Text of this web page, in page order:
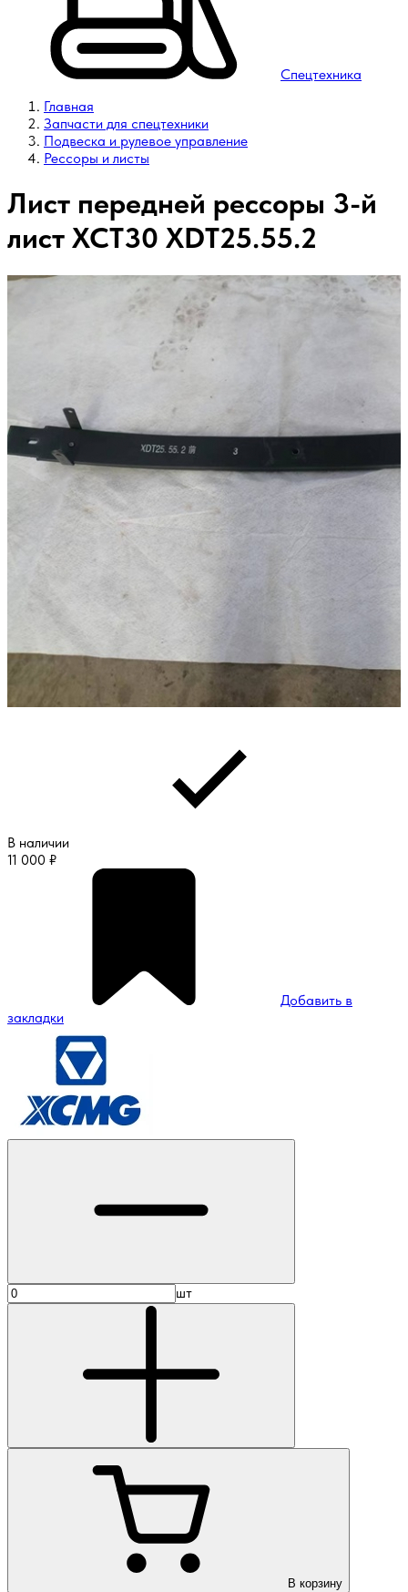
Спецтехника
Главная
Запчасти для спецтехники
Подвеска и рулевое управление
Рессоры и листы
Лист передней рессоры 3-й
лист XCT30 XDT25.55.2
В наличии
11 000 ₽
Добавить в
закладки
шт
В корзину